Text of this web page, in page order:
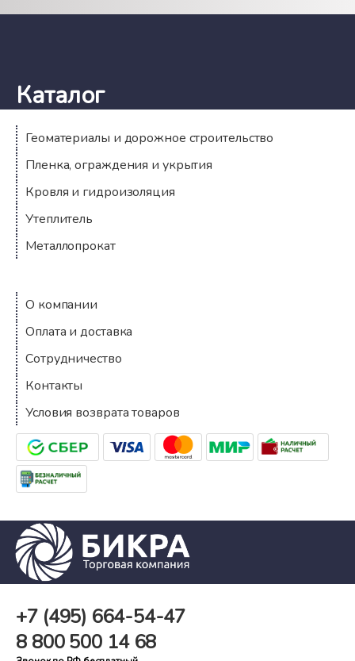
Каталог
Геоматериалы и дорожное строительство
Пленка, ограждения и укрытия
Кровля и гидроизоляция
Утеплитель
Металлопрокат
Компания
О компании
Оплата и доставка
Сотрудничество
Контакты
Условия возврата товаров
+7 (495) 664-54-47
8 800500 14 68